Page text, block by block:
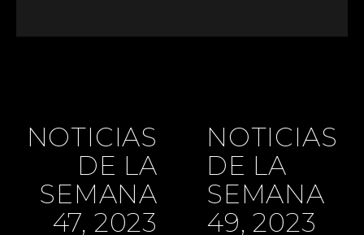
NOTICIAS
DE LA
SEMANA
47, 2023
NOTICIAS
DE LA
SEMANA
49, 2023